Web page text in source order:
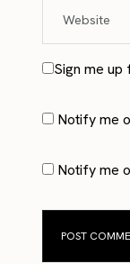
Sign me
Notify me
Notify me